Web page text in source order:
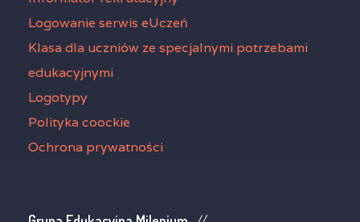
Logowanie serwis eUczeń
Klasa dla uczniów ze specjalnymi potrzebami
edukacyjnymi
Logotypy
Polityka coockie
Ochrona prywatności